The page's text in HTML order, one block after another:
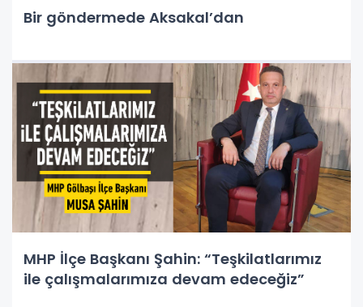
Bir göndermede Aksakal’dan
MHP İlçe Başkanı Şahin: “Teşkilatlarımız
ile çalışmalarımıza devam edeceğiz”